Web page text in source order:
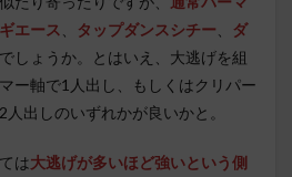
エース タップダンスシチー
ダ
しょうか。とはいえ、大逃げを組
ー軸で1人出し、もしくはクリパー
出しのいずれかが良いかと。
は大逃げが多いほど強いという側